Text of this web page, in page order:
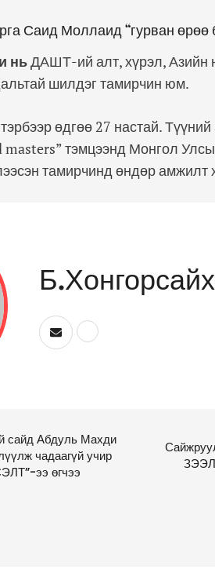
Саид Моллаид “гурван өрөө
ньДАШТ-ий алт, хүрэл,
шилдэг тамирчин юм.
өдгөө 27 настай.
тэмцээнд Монгол
тамирчинд өндөр амжилт
сайд Абдуль Махди
чадаагүй учир
ээ өгчээ